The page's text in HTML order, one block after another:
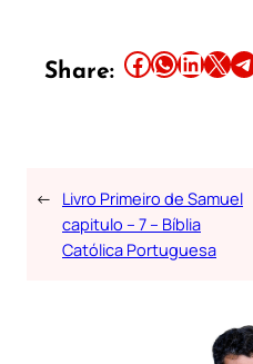
Share: Share this article on Facebook Share this article on WhatsApp Share this article on LinkedIn Share this article on X Share this article on Telegram
← Livro Primeiro de Samuel
capitulo – 7 – Bíblia
Católica Portuguesa